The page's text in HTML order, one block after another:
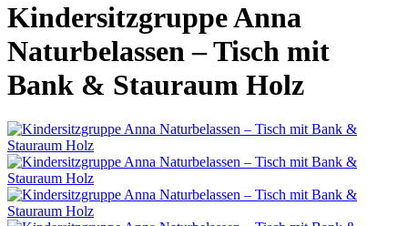
Kindersitzgruppe Anna
Naturbelassen – Tisch mit
Bank & Stauraum Holz